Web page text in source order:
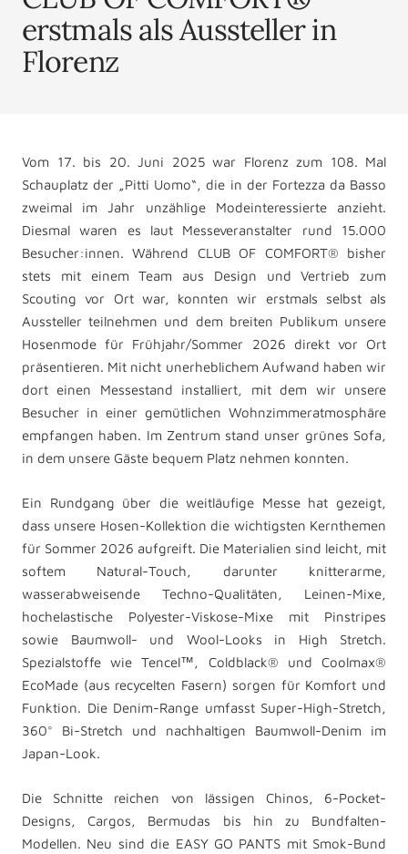
erstmals als Aussteller in
Florenz
Vom 17. bis 20. Juni 2025 war Florenz zum 108. Mal
Schauplatz der „Pitti Uomo“, die in der Fortezza da Basso
zweimal im Jahr unzählige Modeinteressierte anzieht.
Diesmal waren es laut Messeveranstalter rund 15.000
Besucher:innen. Während CLUB OF COMFORT® bisher
stets mit einem Team aus Design und Vertrieb zum
Scouting vor Ort war, konnten wir erstmals selbst als
Aussteller teilnehmen und dem breiten Publikum unsere
Hosenmode für Frühjahr/Sommer 2026 direkt vor Ort
präsentieren. Mit nicht unerheblichem Aufwand haben wir
dort einen Messestand installiert, mit dem wir unsere
Besucher in einer gemütlichen Wohnzimmeratmosphäre
empfangen haben. Im Zentrum stand unser grünes Sofa,
in dem unsere Gäste bequem Platz nehmen konnten.
Ein Rundgang über die weitläufige Messe hat gezeigt,
dass unsere Hosen-Kollektion die wichtigsten Kernthemen
für Sommer 2026 aufgreift. Die Materialien sind leicht, mit
softem Natural-Touch, darunter knitterarme,
wasserabweisende Techno-Qualitäten, Leinen-Mixe,
hochelastische Polyester-Viskose-Mixe mit Pinstripes
sowie Baumwoll- und Wool-Looks in High Stretch.
Spezialstoffe wie Tencel™, Coldblack® und Coolmax®
EcoMade (aus recycelten Fasern) sorgen für Komfort und
Funktion. Die Denim-Range umfasst Super-High-Stretch,
360° Bi-Stretch und nachhaltigen Baumwoll-Denim im
Japan-Look.
Die Schnitte reichen von lässigen Chinos, 6-Pocket-
Designs, Cargos, Bermudas bis hin zu Bundfalten-
Modellen. Neu sind die EASY GO PANTS mit Smok-Bund